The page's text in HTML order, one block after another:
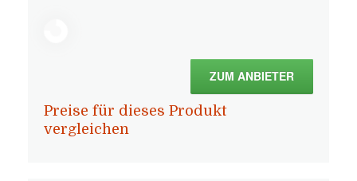
ZUM ANBIETER
Preise für dieses Produkt
vergleichen